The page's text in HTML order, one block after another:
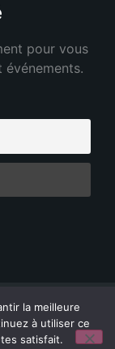
pour vous
N° 387
la meilleure
à utiliser ce
satisfait.